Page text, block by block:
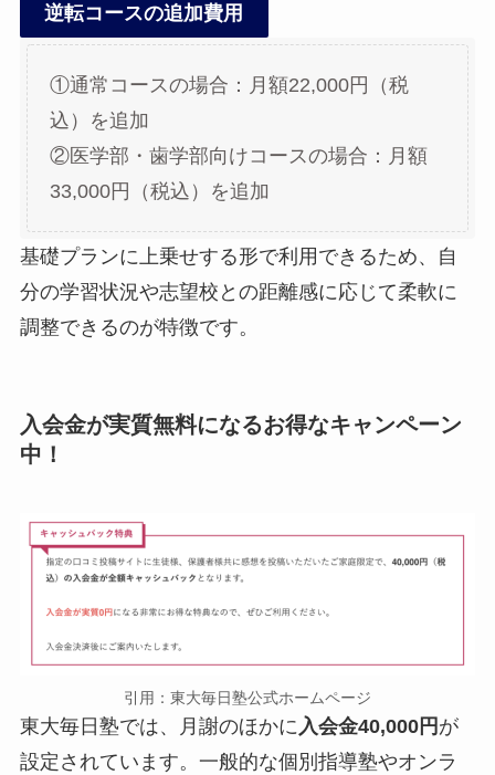
逆転コースの追加費用
①通常コースの場合：月額22,000円（税
込）を追加
②医学部・歯学部向けコースの場合：月額
33,000円（税込）を追加
基礎プランに上乗せする形で利用できるため、自
分の学習状況や志望校との距離感に応じて柔軟に
調整できるのが特徴です。
入会金が実質無料になるお得なキャンペーン
中！
引用：東大毎日塾公式ホームページ
東大毎日塾では、月謝のほかに入会金40,000円 が
設定されています。一般的な個別指導塾やオンラ